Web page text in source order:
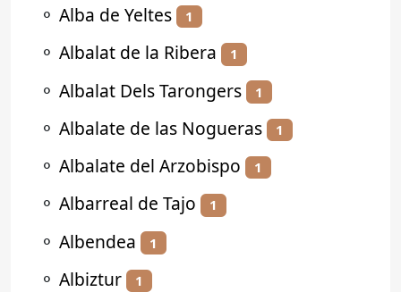
⚬ Alba de Yeltes 1
⚬ Albalat de la Ribera 1
⚬ Albalat Dels Tarongers 1
⚬ Albalate de las Nogueras 1
⚬ Albalate del Arzobispo 1
⚬ Albarreal de Tajo 1
⚬ Albendea 1
⚬ Albiztur 1